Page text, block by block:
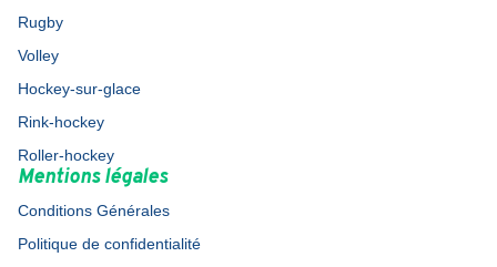
Rugby
Volley
Hockey-sur-glace
Rink-hockey
Roller-hockey
Mentions légales
Conditions Générales
Politique de confidentialité